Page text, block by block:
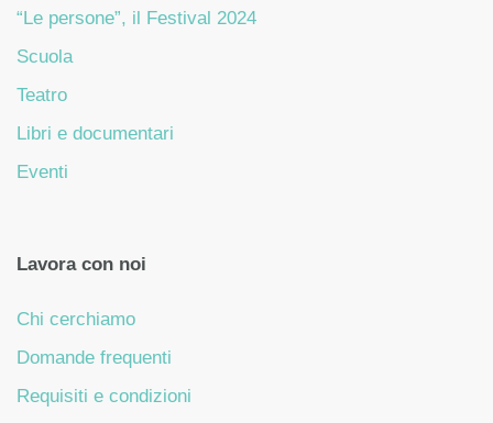
“Le persone”, il Festival 2024
Scuola
Teatro
Libri e documentari
Eventi
Lavora con noi
Chi cerchiamo
Domande frequenti
Requisiti e condizioni